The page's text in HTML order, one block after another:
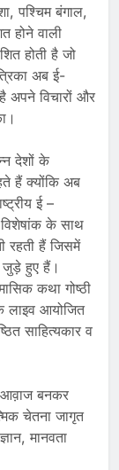
पश्चिम बंगाल,
होने वाली
होती है जो
अब ई-
अपने विचारों और
देशों के
हैं क्योंकि अब
ई –
के साथ
रहती हैं जिसमें
जुड़े हुए हैं।
कथा गोष्ठी
लाइव आयोजित
साहित्यकार व
आव़ाज बनकर
चेतना जागृत
मानवता